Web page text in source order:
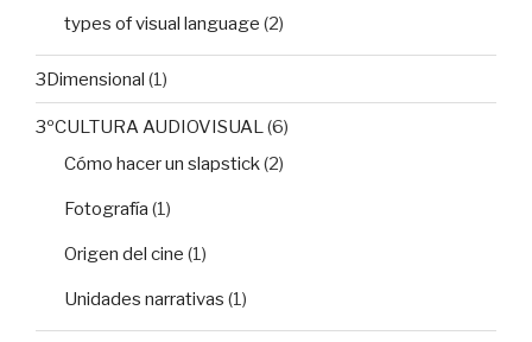
types of visual language (2)
3Dimensional (1)
3ºCULTURA AUDIOVISUAL(6)
Cómo hacer un slapstick(2)
Fotografía (1)
Origen del cine (1)
Unidades narrativas (1)